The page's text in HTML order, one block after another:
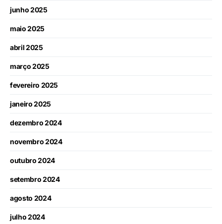
junho 2025
maio 2025
abril 2025
março 2025
fevereiro 2025
janeiro 2025
dezembro 2024
novembro 2024
outubro 2024
setembro 2024
agosto 2024
julho 2024